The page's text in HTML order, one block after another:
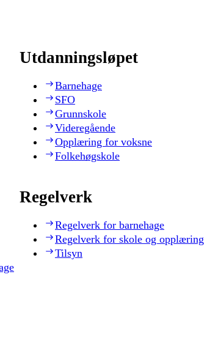
Utdanningsløpet
Barnehage
SFO
Grunnskole
Videregående
Opplæring for voksne
Folkehøgskole
Regelverk
Regelverk for barnehage
Regelverk for skole og opplæring
Tilsyn